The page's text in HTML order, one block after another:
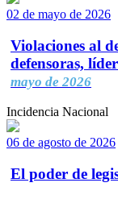
02 de mayo de 2026
Violaciones al
defensoras,
mayo de 2026
Incidencia Nacional
06 de agosto de 2026
El poder de